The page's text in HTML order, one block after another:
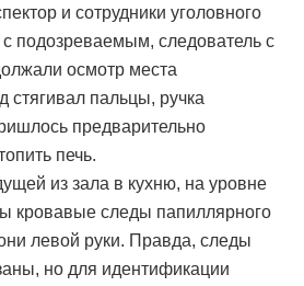
и сотрудники уголовного
подозреваемым, следователь с
осмотр места
стягивал пальцы, ручка
предварительно
печь.
из зала в кухню, на уровне
кровавые следы папиллярного
левой руки. Правда, следы
но для идентификации